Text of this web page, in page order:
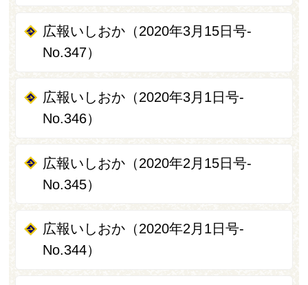
広報いしおか（2020年3月15日号-
No.347）
広報いしおか（2020年3月1日号-
No.346）
広報いしおか（2020年2月15日号-
No.345）
広報いしおか（2020年2月1日号-
No.344）